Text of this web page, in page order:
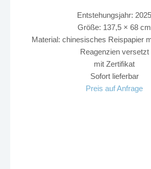
Entstehungsjahr: 2025
Größe: 137,5 × 68 cm
Material: chinesisches Reispapier
Reagenzien versetzt
mit Zertifikat
Sofort lieferbar
Preis auf Anfrage